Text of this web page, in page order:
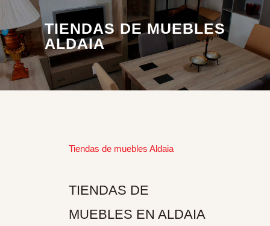
TIENDAS DE MUEBLES
ALDAIA
Tiendas de muebles Aldaia
TIENDAS DE
MUEBLES EN ALDAIA